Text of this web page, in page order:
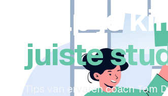
Help je
juiste
Tips van ervaren coach Tom